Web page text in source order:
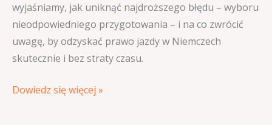
wyjaśniamy, jak uniknąć najdroższego błędu – wyboru
nieodpowiedniego przygotowania – i na co zwrócić
uwagę, by odzyskać prawo jazdy w Niemczech
skutecznie i bez straty czasu.
Dowiedz się więcej »